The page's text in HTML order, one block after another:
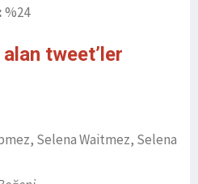
%24
tweet’ler
Selena Waitmez, Selena